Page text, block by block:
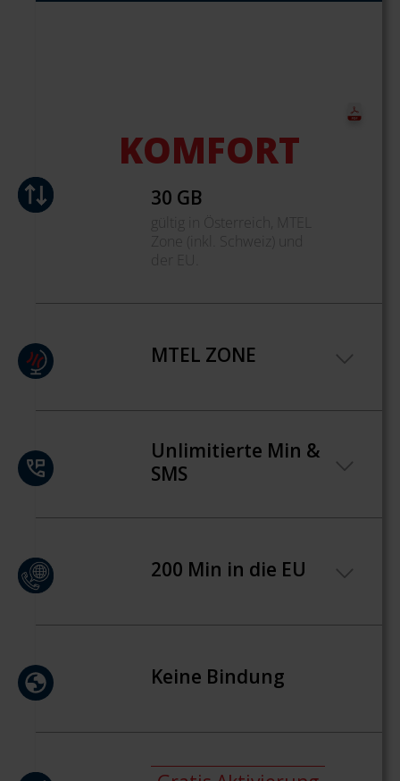
KOMFORT
30 GB
gültig in Österreich, MTEL
Zone (inkl. Schweiz) und
der EU.
MTEL ZONE
Unlimitierte Min &
SMS
200 Min in die EU
Keine Bindung